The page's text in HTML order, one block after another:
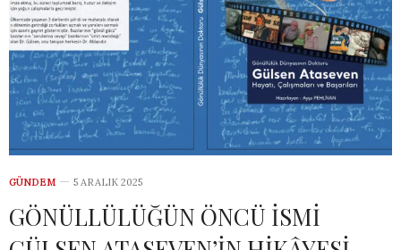
GÜNDEM 5 ARALIK 2025
GÖNÜLLÜLÜĞÜN ÖNCÜ İSMİ